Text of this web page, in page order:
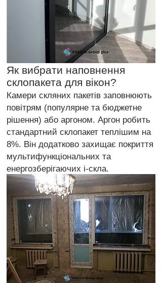
Як вибрати наповнення
склопакета для вікон?
Камери скляних пакетів заповнюють
повітрям (популярне та бюджетне
рішення) або аргоном. Аргон робить
стандартний склопакет теплішим на
8%. Він додатково захищає покриття
мультифункціональних та
енергозберігаючих i-скла.